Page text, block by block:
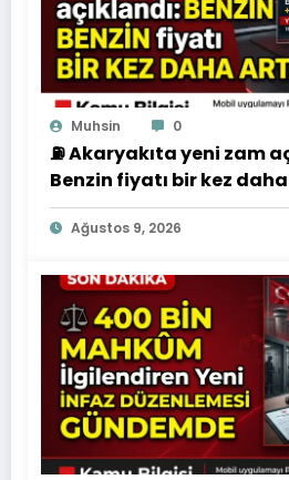
Muhsin 0
⛽ Akaryakıta yeni zam
Benzin fiyatı bir kez
Ağustos 9, 2026